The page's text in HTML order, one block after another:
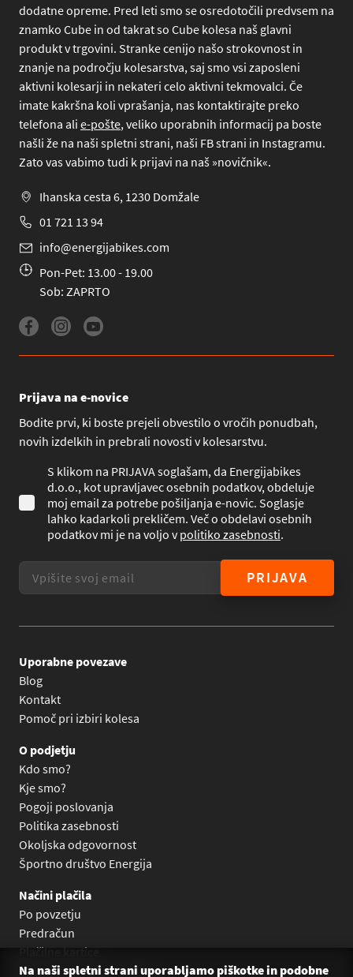
dodatne opreme. Pred leti smo se osredotočili predvsem na
znamko Cube in od takrat so Cube kolesa naš glavni
produkt v trgovini. Stranke cenijo našo strokovnost in
znanje na področju kolesarstva, saj smo vsi zaposleni
aktivni kolesarji in nekateri celo aktivni tekmovalci. Če
imate kakršna koli vprašanja, nas kontaktirajte preko
telefona ali e-pošte, veliko uporabnih informacij pa boste
našli že na naši spletni strani, naši FB strani in Instagramu.
Zato vas vabimo tudi k prijavi na naš »novičnik«.
Ihanska cesta 6, 1230 Domžale
01 721 13 94
info@energijabikes.com
Pon-Pet: 13.00 - 19.00
Sob: ZAPRTO
Prijava na e-novice
Bodite prvi, ki boste prejeli obvestilo o vročih ponudbah,
novih izdelkih in prebrali novosti v kolesarstvu.
S klikom na PRIJAVA soglašam, da Energijabikes
d.o.o., kot upravljavec osebnih podatkov, obdeluje
moj email za potrebe pošiljanja e-novic. Soglasje
lahko kadarkoli prekličem. Več o obdelavi osebnih
podatkov mi je na voljo vpolitiko zasebnosti.
PRIJAVA
Uporabne povezave
Blog
Kontakt
Pomoč pri izbiri kolesa
O podjetju
Kdo smo?
Kje smo?
Pogoji poslovanja
Politika zasebnosti
Okoljska odgovornost
Športno društvo Energija
Načini plačila
Po povzetju
Predračun
Plačilne kartice
Plačilo na obroke Leanpay
Na naši spletni strani uporabljamo piškotke in podobne